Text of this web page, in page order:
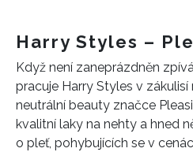
Harry Styles –
Když není zaneprázdněn
pracuje Harry Styles v
neutrální beauty značce
kvalitní laky na nehty a hned
o pleť, pohybujících se v